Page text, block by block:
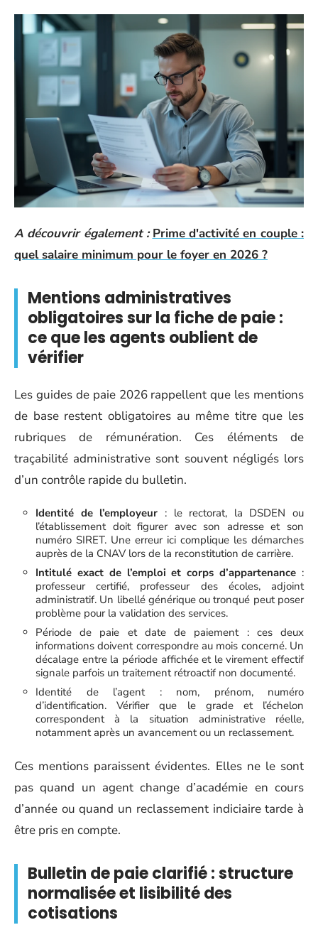
A découvrir également : Prime d'activité en couple :
quel salaire minimum pour le foyer en 2026 ?
Mentions administratives
obligatoires sur la fiche de paie :
ce que les agents oublient de
vérifier
Les guides de paie 2026 rappellent que les mentions
de base restent obligatoires au même titre que les
rubriques de rémunération. Ces éléments de
traçabilité administrative sont souvent négligés lors
d’un contrôle rapide du bulletin.
Identité de l’employeur : le rectorat, la DSDEN ou
l’établissement doit figurer avec son adresse et son
numéro SIRET. Une erreur ici complique les démarches
auprès de la CNAV lors de la reconstitution de carrière.
Intitulé exact de l’emploi et corps d’appartenance :
professeur certifié, professeur des écoles, adjoint
administratif. Un libellé générique ou tronqué peut poser
problème pour la validation des services.
Période de paie et date de paiement : ces deux
informations doivent correspondre au mois concerné. Un
décalage entre la période affichée et le virement effectif
signale parfois un traitement rétroactif non documenté.
Identité de l’agent : nom, prénom, numéro
d’identification. Vérifier que le grade et l’échelon
correspondent à la situation administrative réelle,
notamment après un avancement ou un reclassement.
Ces mentions paraissent évidentes. Elles ne le sont
pas quand un agent change d’académie en cours
d’année ou quand un reclassement indiciaire tarde à
être pris en compte.
Bulletin de paie clarifié : structure
normalisée et lisibilité des
cotisations